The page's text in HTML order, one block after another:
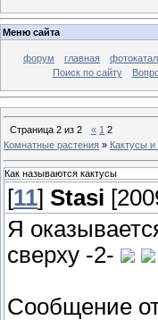
Меню сайта
форум главная
Поиск по сайту
Страница 2 из 2 « 1 2
Комнатные растения » Кактусы и
Как называются кактусы
[11] Stasi
Я
сверху -2-
Сообщение